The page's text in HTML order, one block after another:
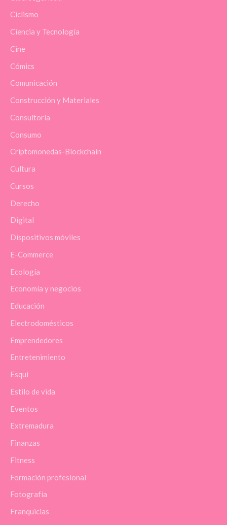
Ciclismo
Ciencia y Tecnología
Cine
Cómics
Comunicación
Construcción y Materiales
Consultoría
Consumo
Criptomonedas-Blockchain
Cultura
Cursos
Derecho
Digital
Dispositivos móviles
E-Commerce
Ecología
Economía y negocios
Educación
Electrodomésticos
Emprendedores
Entretenimiento
Esquí
Estilo de vida
Eventos
Extremadura
Finanzas
Fitness
Formación profesional
Fotografía
Franquicias